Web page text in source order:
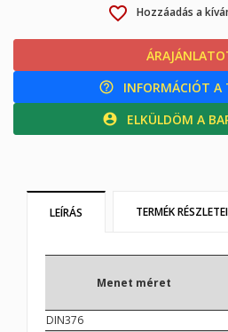
favorite_border Hozzáadás a
help_outline INFORMÁCIÓT A
account_circle ELKÜLDÖM A
LEÍRÁS TERMÉK RÉSZLETEI
Menet méret
DIN376